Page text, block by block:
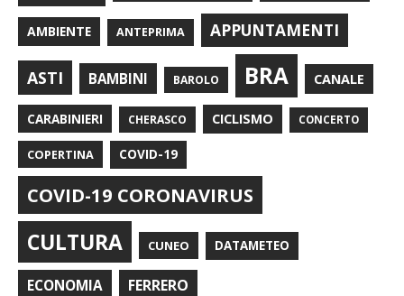
AMBIENTE ANTEPRIMA APPUNTAMENTI
ASTI BAMBINI BAROLO BRA CANALE
CARABINIERI CHERASCO CICLISMO CONCERTO
COPERTINA COVID-19
COVID-19 CORONAVIRUS
CULTURA CUNEO DATAMETEO
ECONOMIA FERRERO